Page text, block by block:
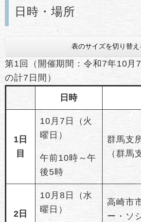
日時・場所
表のサイズを切り替え
第1回（開催期間：令和7年10月
の計7日間）
日時
1日
目
10月7日（火
曜日）
午前10時～午
後5時
群馬支
（群馬
2日
10月8日（水
曜日）
高崎市
ー・ソ